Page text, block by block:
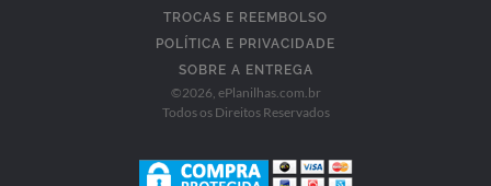
TROCAS E REEMBOLSO
POLÍTICA E PRIVACIDADE
SOBRE A ENTREGA
©2026 , ePlanilhas.com.br
Todos os Direitos Reservados